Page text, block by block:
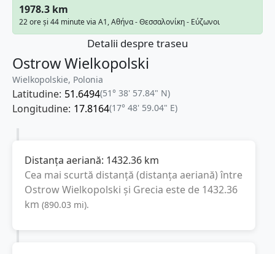
1978.3 km
22 ore și 44 minute via A1, Αθήνα - Θεσσαλονίκη - Εύζωνοι
Detalii despre traseu
Ostrow Wielkopolski
Wielkopolskie, Polonia
Latitudine: 51.6494(51° 38' 57.84" N)
Longitudine: 17.8164(17° 48' 59.04" E)
Distanța aeriană: 1432.36 km
Cea mai scurtă distanță (distanța aeriană) între
Ostrow Wielkopolski și Grecia este de 1432.36
km (890.03 mi).